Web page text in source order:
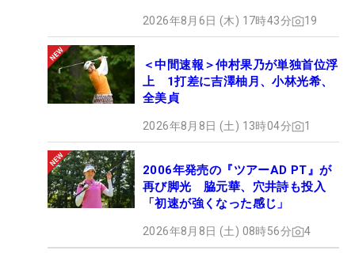
2026年8月6日 (木) 17時43分 19
＜中間速報＞仲村果乃が単独首位浮
上 1打差に吉澤柚月、小林光希、
全美貞
2026年8月8日 (土) 13時04分 1
2006年発売の『ツアーAD PT』が
再び脚光 脇元華、穴井詩も投入
「初速が強くなった感じ」
2026年8月8日 (土) 08時56分 4